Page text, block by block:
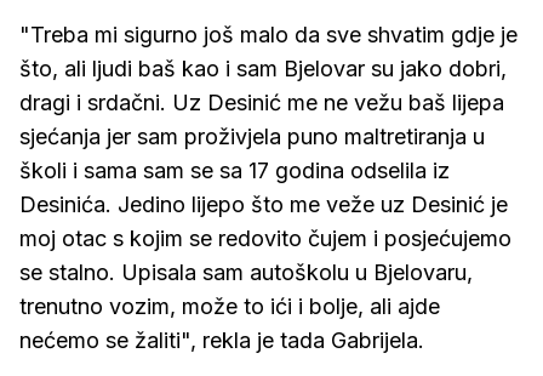
"Treba mi sigurno još malo da sve shvatim gdje je
što, ali ljudi baš kao i sam Bjelovar su jako dobri,
dragi i srdačni. Uz Desinić me ne vežu baš lijepa
sjećanja jer sam proživjela puno maltretiranja u
školi i sama sam se sa 17 godina odselila iz
Desinića. Jedino lijepo što me veže uz Desinić je
moj otac s kojim se redovito čujem i posjećujemo
se stalno. Upisala sam autoškolu u Bjelovaru,
trenutno vozim, može to ići i bolje, ali ajde
nećemo se žaliti", rekla je tada Gabrijela.